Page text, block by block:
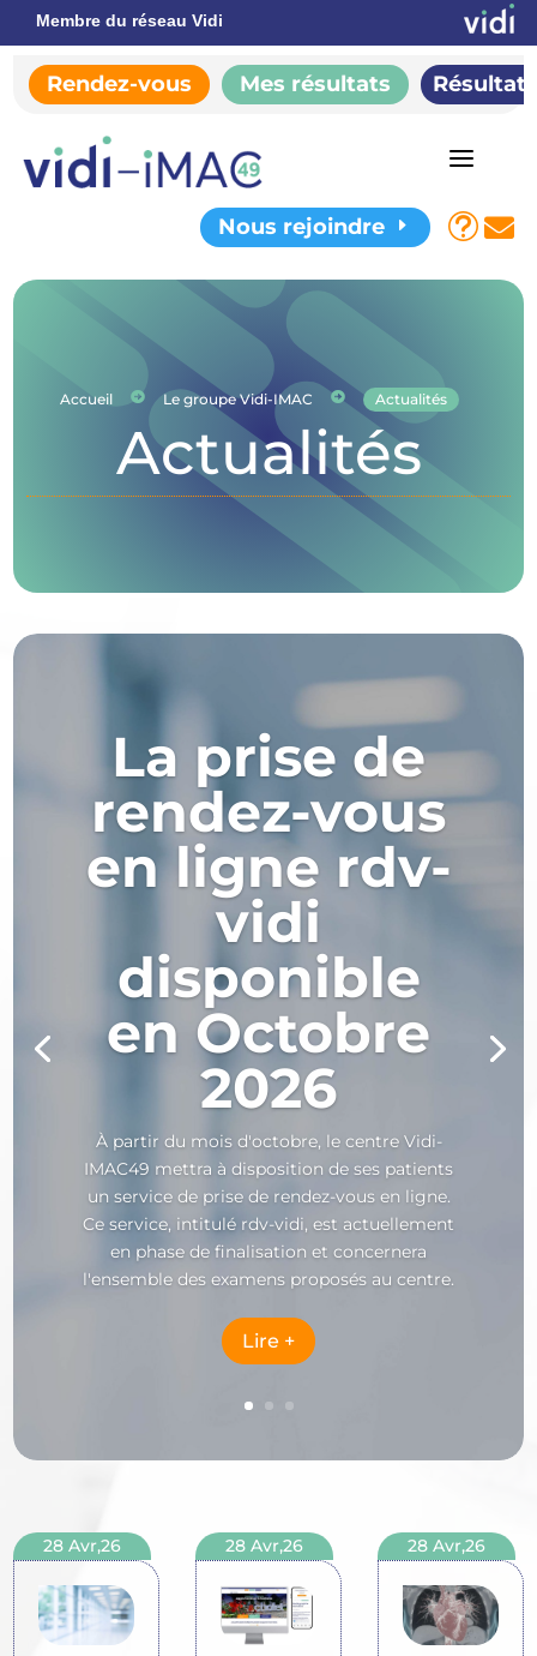
Membre du réseau Vidi
Rendez-vous Mes résultats
a
Nous rejoindre E t 
Accueil  Le groupe Vidi-IMAC  Actualités
Actualités
La prise de
rendez-vous
en ligne rdv-
vidi
disponible
en Octobre
2026
À partir du mois d'octobre, le centre Vidi-
IMAC49 mettra à disposition de ses patients
un service de prise de rendez-vous en ligne.
Ce service, intitulé rdv-vidi, est actuellement
en phase de finalisation et concernera
l'ensemble des examens proposés au centre.
Lire +
28 Avr,26 28 Avr,26 28 Avr,26